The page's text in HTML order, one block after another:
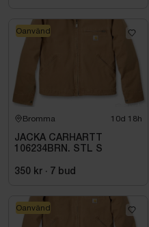
Bromma 10d 18h
JACKA CARHARTT
106234BRN. STL S
350 kr · 7 bud
Oanvänd
Oanvänd